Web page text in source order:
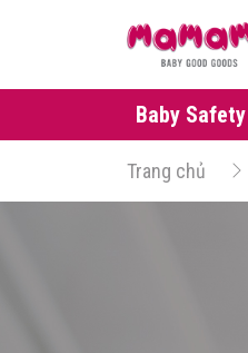
Baby
Trang chủ